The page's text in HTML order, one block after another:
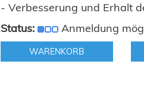
- Verbesserung und Erhalt
Status:
Anmeldung
WARENKORB